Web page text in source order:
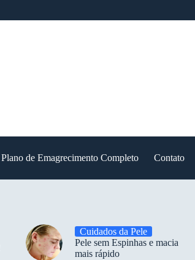
Plano de Emagrecimento Completo Contato
Cuidados da Pele
Pele sem Espinhas e macia
mais rápido